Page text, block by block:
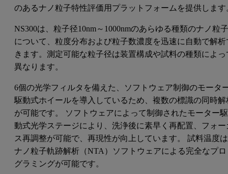
のあるナノ粒子特性評価用プラットフォームを提供します
NS300は、粒子径10nm～1000nmのあらゆる種類のナノ粒
について、粒度分布および粒子数濃度を迅速に自動で解析
きます。測定可能な粒子径は装置構成や試料の種類によっ
異なります。
6個の光学フィルタを備えた、ソフトウェア制御のモータ
駆動式ホイールを導入しているため、複数の標識の同時解
が可能です。 ソフトウェアによって制御されたモーター駆
動式光学ステージにより、洗浄後に素早く再配置、フォー
ス再調整が可能で、再現性が向上しています。 試料温度は
ナノ粒子軌跡解析（NTA）ソフトウェアによる完全なプロ
グラミングが可能です。